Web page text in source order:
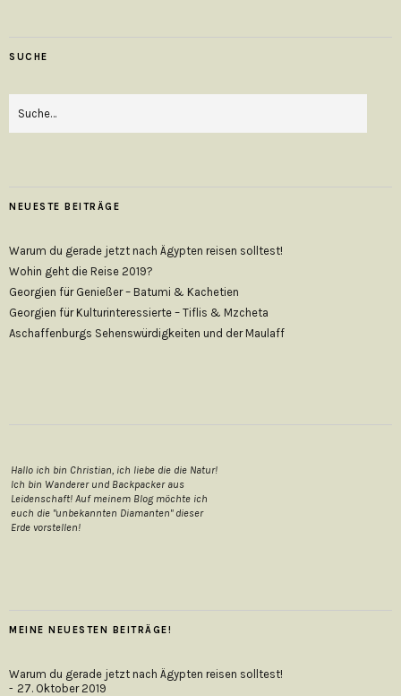
SUCHE
NEUESTE BEITRÄGE
Warum du gerade jetzt nach Ägypten reisen solltest!
Wohin geht die Reise 2019?
Georgien für Genießer – Batumi & Kachetien
Georgien für Kulturinteressierte – Tiflis & Mzcheta
Aschaffenburgs Sehenswürdigkeiten und der Maulaff
Hallo ich bin Christian, ich liebe die die Natur!
Ich bin Wanderer und Backpacker aus
Leidenschaft! Auf meinem Blog möchte ich
euch die "unbekannten Diamanten" dieser
Erde vorstellen!
MEINE NEUESTEN BEITRÄGE!
Warum du gerade jetzt nach Ägypten reisen solltest!
27. Oktober 2019